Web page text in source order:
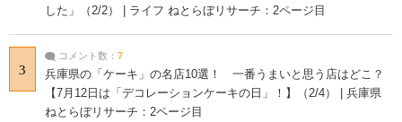
した」（2/2） | ライフ ねとらぼリサーチ：2ページ目
3
コメント数： 7
兵庫県の「ケーキ」の名店10選！ 一番うまいと思う店はどこ？
【7月12日は「デコレーションケーキの日」！】（2/4） | 兵庫県
ねとらぼリサーチ：2ページ目